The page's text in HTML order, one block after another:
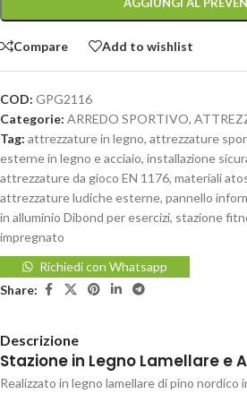
Compare Add to wishlist
COD: GPG2116
Categorie: ARREDO SPORTIVO,
Tag: attrezzature in legno, attrezzature
esterne in legno e acciaio, installazione
attrezzature da gioco EN 1176, materiali
attrezzature ludiche esterne, pannello
in alluminio Dibond per esercizi, stazione
impregnato
Richiedi con Whatsapp
Share:
Descrizione
Stazione in Legno Lamellare e
Realizzato in legno lamellare di pino